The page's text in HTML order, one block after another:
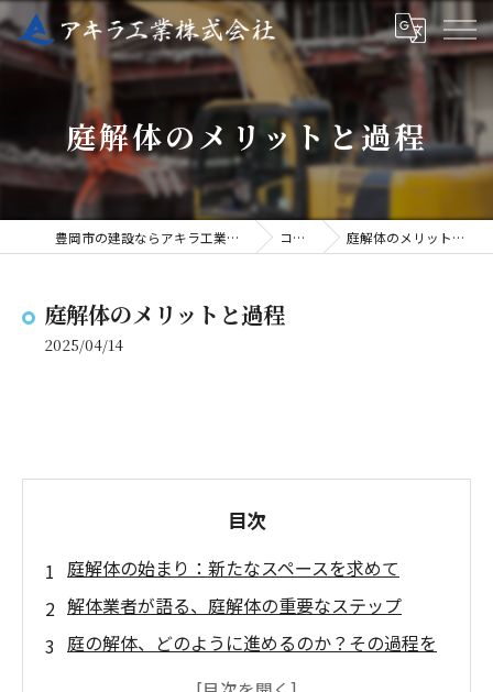
庭解体のメリットと過程
豊岡市の建設ならアキラ工業株式会社 コラム 庭解体のメリットと過程
庭解体のメリットと過程
2025/04/14
目次
庭解体の始まり：新たなスペースを求めて
解体業者が語る、庭解体の重要なステップ
庭の解体、どのように進めるのか？その過程を